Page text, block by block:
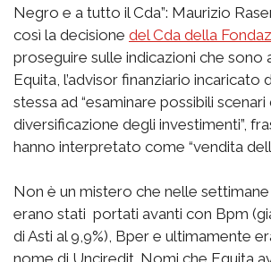
Negro e a tutto il Cda”: Maurizio
così la decisione del Cda della
proseguire sulle indicazioni che sono
Equita, l’advisor finanziario incaricato
stessa ad “esaminare possibili scenari
diversificazione degli investimenti”,
hanno interpretato come “vendita
Non è un mistero che nelle
erano stati portati avanti con Bpm
di Asti al 9,9%), Bper e ultimamente
nome di Unciredit. Nomi che Equita